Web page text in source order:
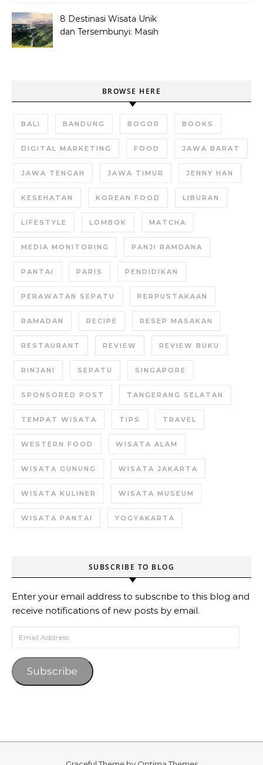
8 Destinasi Wisata Unik
dan Tersembunyi: Masih
BROWSE HERE
BALI BANDUNG BOGOR BOOKS
DIGITAL MARKETING FOOD JAWA BARAT
JAWA TENGAH JAWA TIMUR JENNY HAN
KESEHATAN KOREAN FOOD LIBURAN
LIFESTYLE LOMBOK MATCHA
MEDIA MONITORING PANJI RAMDANA
PANTAI PARIS PENDIDIKAN
PERAWATAN SEPATU PERPUSTAKAAN
RAMADAN RECIPE RESEP MASAKAN
RESTAURANT REVIEW REVIEW BUKU
RINJANI SEPATU SINGAPORE
SPONSORED POST TANGERANG SELATAN
TEMPAT WISATA TIPS TRAVEL
WESTERN FOOD WISATA ALAM
WISATA GUNUNG WISATA JAKARTA
WISATA KULINER WISATA MUSEUM
WISATA PANTAI YOGYAKARTA
SUBSCRIBE TO BLOG
Enter your email address to subscribe to this blog and
receive notifications of new posts by email.
Email Address
Subscribe